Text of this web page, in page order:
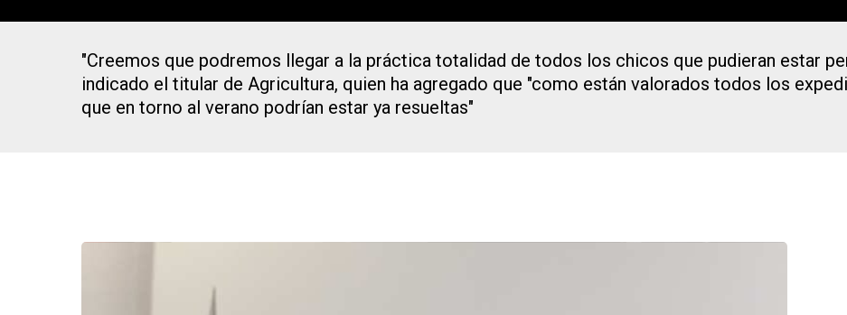
"Creemos que podremos llegar a la práctica totalidad de todos los chicos que pudieran estar
indicado el titular de Agricultura, quien ha agregado que "como están valorados todos los
que en torno al verano podrían estar ya resueltas"